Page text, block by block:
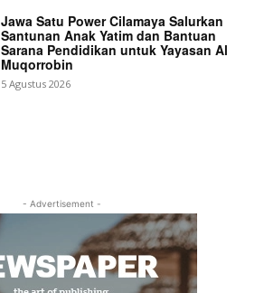
Jawa Satu Power Cilamaya Salurkan
Santunan Anak Yatim dan Bantuan
Sarana Pendidikan untuk Yayasan Al
Muqorrobin
5 Agustus 2026
- Advertisement -